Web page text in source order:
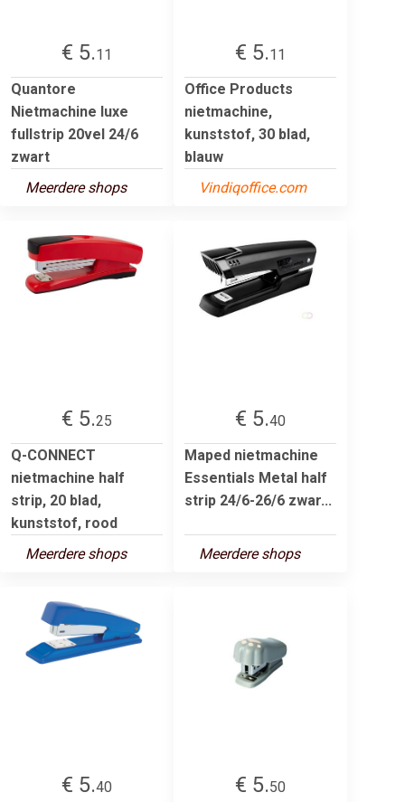
€ 5.11
Quantore
Nietmachine luxe
fullstrip 20vel 24/6
zwart
Meerdere shops
€ 5.11
Office Products
nietmachine,
kunststof, 30 blad,
blauw
Vindiqoffice.com
€ 5.25
Q-CONNECT
nietmachine half
strip, 20 blad,
kunststof, rood
Meerdere shops
€ 5.40
Maped nietmachine
Essentials Metal half
strip 24/6-26/6 zwar...
Meerdere shops
€ 5.40
€ 5.50